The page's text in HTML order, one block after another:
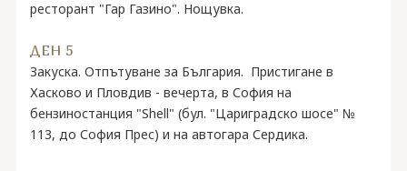
ресторант "Гар Газино". Нощувка.
ДЕН 5
Закуска. Отпътуване за България. Пристигане в
Хасково и Пловдив - вечерта, в София на
бензиностанция "Shell" (бул. "Цариградско шосе" №
113, до София Прес) и на автогара Сердика.